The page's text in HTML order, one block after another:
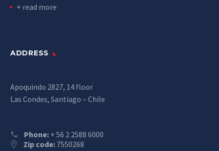
+ read more
ADDRESS
Apoquindo 2827, 14 floor
Las Condes, Santiago – Chile
Phone: + 56 2 2588 6000
Zip code: 7550268